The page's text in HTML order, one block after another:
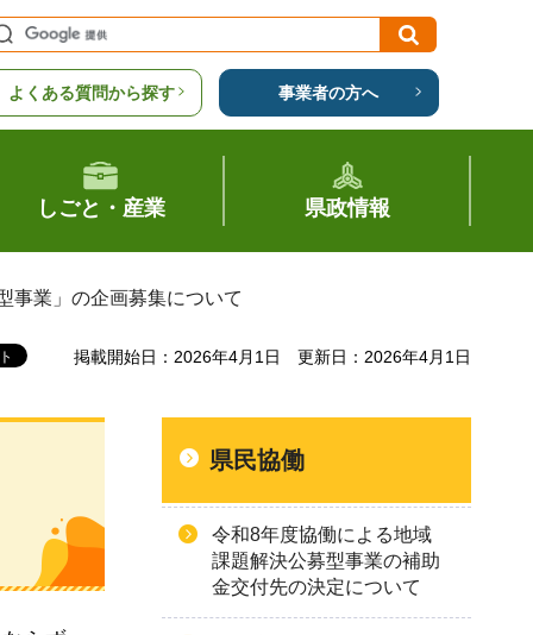
よくある質問から探す 事業者の方へ
しごと・産業 県政情報
事業」の企画募集について
掲載開始日：2026年4月1日 更新日：2026年4月1日
県民協働
令和8年度協働による地域
課題解決公募型事業の補助
金交付先の決定について